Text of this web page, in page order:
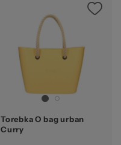
Torebka O bag urban
Curry